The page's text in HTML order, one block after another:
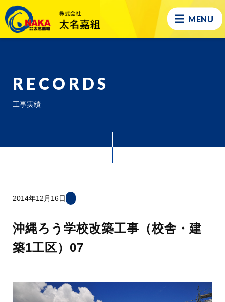
MENU
RECORDS
工事実績
2014年12月16日
沖縄ろう学校改築工事（校舎・建
築1工区）07